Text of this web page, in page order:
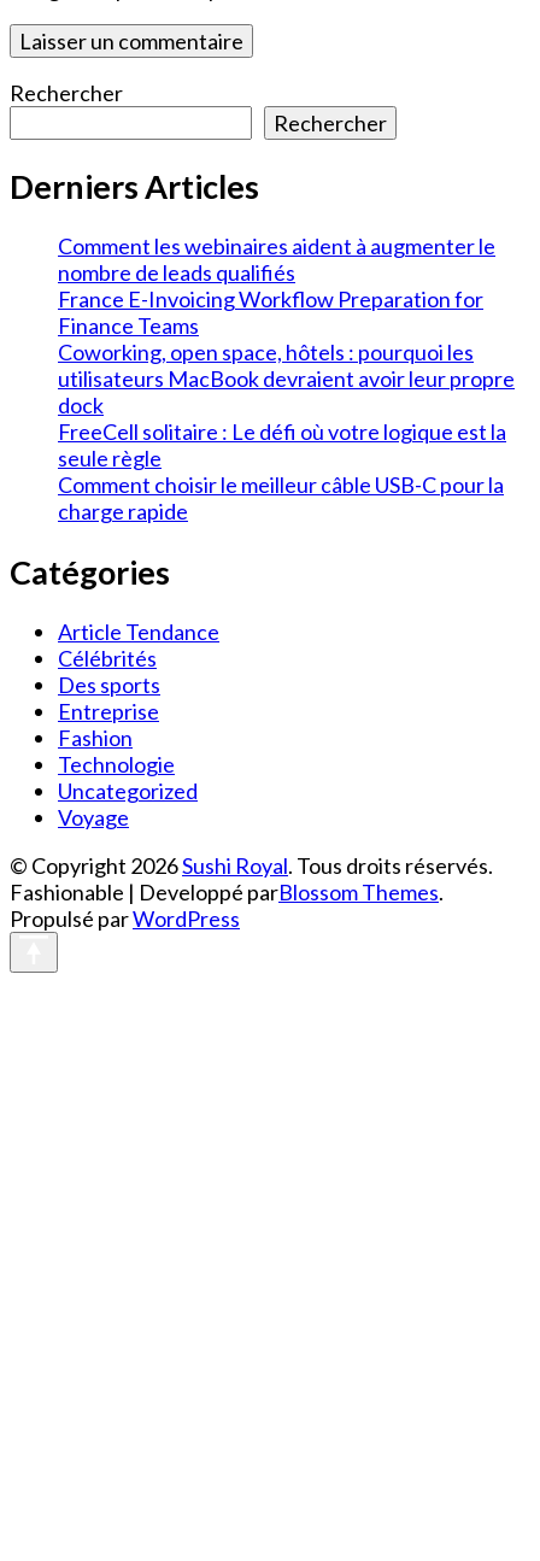
Rechercher
Rechercher
Derniers Articles
Comment les webinaires aident à augmenter le
nombre de leads qualifiés
France E-Invoicing Workflow Preparation for
Finance Teams
Coworking, open space, hôtels : pourquoi les
utilisateurs MacBook devraient avoir leur propre
dock
FreeCell solitaire : Le défi où votre logique est la
seule règle
Comment choisir le meilleur câble USB-C pour la
charge rapide
Catégories
Article Tendance
Célébrités
Des sports
Entreprise
Fashion
Technologie
Uncategorized
Voyage
© Copyright 2026Sushi Royal. Tous droits réservés.
Fashionable | Developpé parBlossom Themes.
Propulsé parWordPress